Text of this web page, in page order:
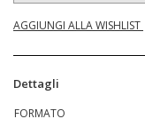
AGGIUNGI ALLA WISHLIST
Dettagli
FORMATO